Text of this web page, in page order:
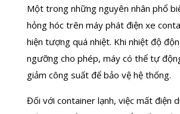
Một trong những nguyên nhân phổ
hỏng hóc trên máy phát điện xe
hiện tượng quá nhiệt. Khi nhiệt độ
ngưỡng cho phép, máy có thể tự
giảm công suất để bảo vệ hệ thống.
Đối với container lạnh, việc mất điện